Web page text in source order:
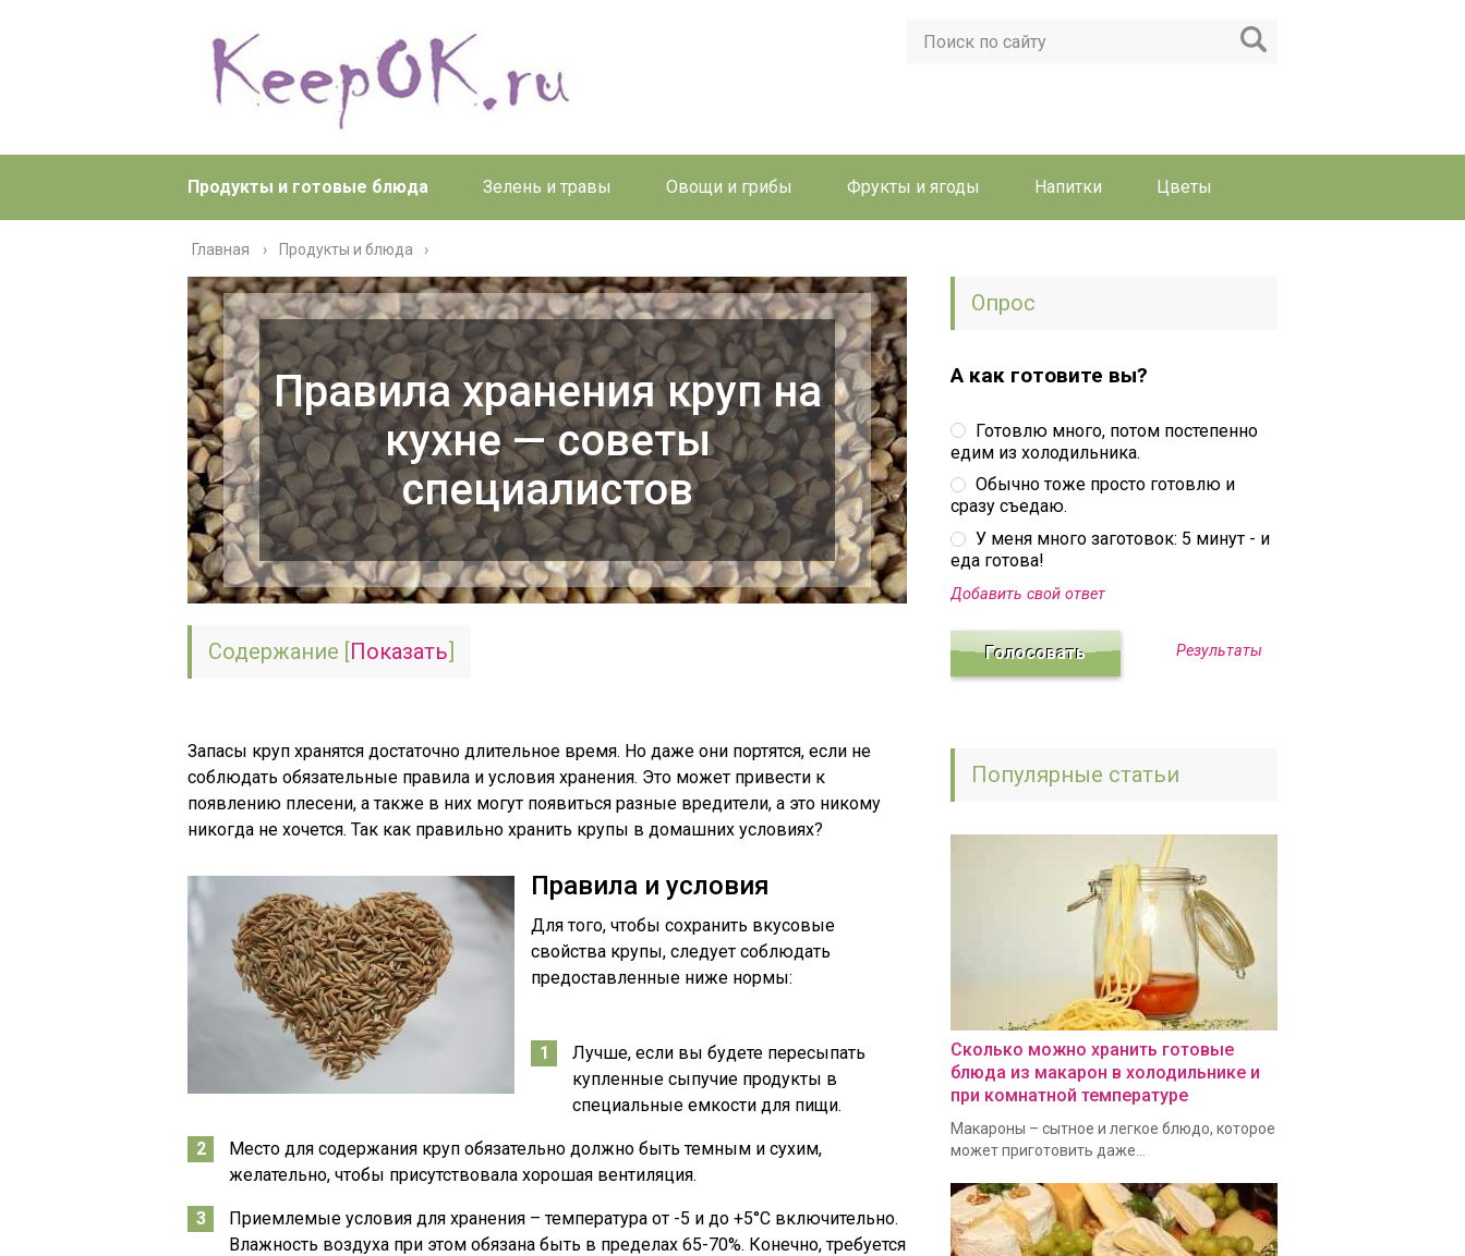
Продукты и готовые блюда Зелень и травы Овощи и грибы Фрукты и ягоды Напитки Цветы
Главная › Продукты и блюда
Правила хранения круп на
кухне — советы
специалистов
Содержание [Показать]
Запасы круп хранятся достаточно длительное время. Но даже они портятся, если не
соблюдать обязательные правила и условия хранения. Это может привести к
появлению плесени, а также в них могут появиться разные вредители, а это никому
никогда не хочется. Так как правильно хранить крупы в домашних условиях?
Правила и условия
Для того, чтобы сохранить вкусовые
свойства крупы, следует соблюдать
предоставленные ниже нормы:
Лучше, если вы будете пересыпать
купленные сыпучие продукты в
специальные емкости для пищи.
Место для содержания круп обязательно должно быть темным и сухим,
желательно, чтобы присутствовала хорошая вентиляция.
Приемлемые условия для хранения – температура от -5 и до +5°С включительно.
Влажность воздуха при этом обязана быть в пределах 65-70%. Конечно, требуется
Опрос
А как готовите вы?
Готовлю много, потом постепенно
едим из холодильника.
Обычно тоже просто готовлю и
сразу съедаю.
У меня много заготовок: 5 минут - и
еда готова!
Добавить свой ответ
Результаты
Популярные статьи
Сколько можно хранить готовые
блюда из макарон в холодильнике и
при комнатной температуре
Макароны – сытное и легкое блюдо, которое
может приготовить даже...